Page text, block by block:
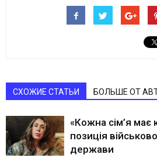
СХОЖИЕ СТАТЬИ БОЛЬШЕ ОТ
«Кожна сім’я має
позиція
держави